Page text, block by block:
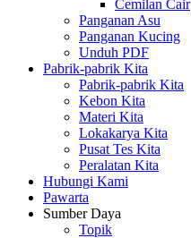
Cemilan Cair
Panganan Asu
Panganan Kucing
Unduh PDF
Pabrik-pabrik Kita
Pabrik-pabrik Kita
Kebon Kita
Materi Kita
Lokakarya Kita
Pusat Tes Kita
Peralatan Kita
Hubungi Kami
Pawarta
Sumber Daya
Topik